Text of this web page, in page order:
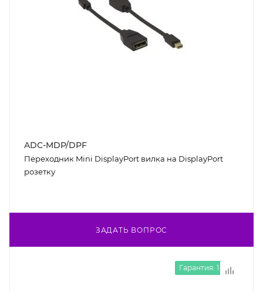
ADC-MDP/DPF
Переходник Mini DisplayPort вилка на DisplayPort
розетку
ЗАДАТЬ ВОПРОС
Гарантия: 1 год